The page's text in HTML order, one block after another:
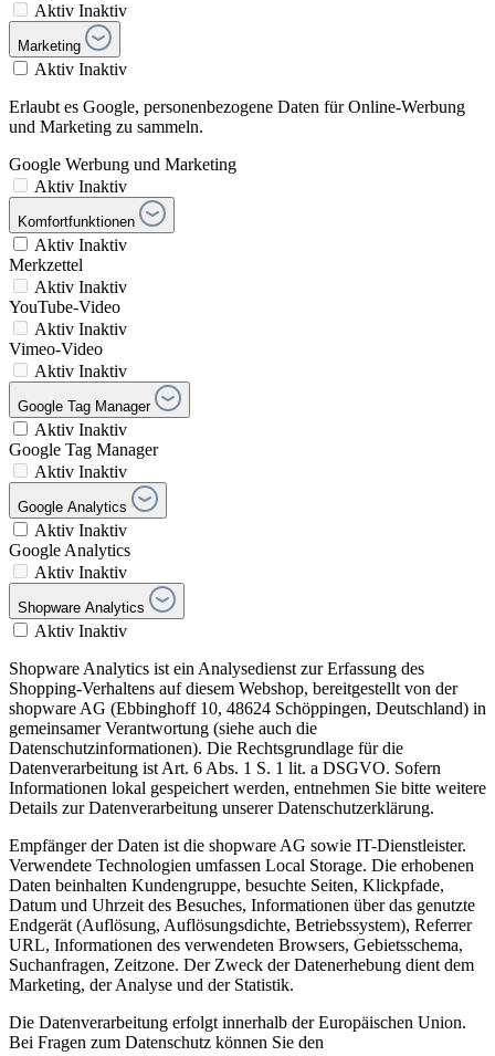
Aktiv Inaktiv
Marketing
Aktiv Inaktiv
Erlaubt es Google, personenbezogene Daten für Online-Werbung
und Marketing zu sammeln.
Google Werbung und Marketing
Aktiv Inaktiv
Komfortfunktionen
Aktiv Inaktiv
Merkzettel
Aktiv Inaktiv
YouTube-Video
Aktiv Inaktiv
Vimeo-Video
Aktiv Inaktiv
Google Tag Manager
Aktiv Inaktiv
Google Tag Manager
Aktiv Inaktiv
Google Analytics
Aktiv Inaktiv
Google Analytics
Aktiv Inaktiv
Shopware Analytics
Aktiv Inaktiv
Shopware Analytics ist ein Analysedienst zur Erfassung des
Shopping-Verhaltens auf diesem Webshop, bereitgestellt von der
shopware AG (Ebbinghoff 10, 48624 Schöppingen, Deutschland) in
gemeinsamer Verantwortung (siehe auch die
Datenschutzinformationen). Die Rechtsgrundlage für die
Datenverarbeitung ist Art. 6 Abs. 1 S. 1 lit. a DSGVO. Sofern
Informationen lokal gespeichert werden, entnehmen Sie bitte weitere
Details zur Datenverarbeitung unserer Datenschutzerklärung.
Empfänger der Daten ist die shopware AG sowie IT-Dienstleister.
Verwendete Technologien umfassen Local Storage. Die erhobenen
Daten beinhalten Kundengruppe, besuchte Seiten, Klickpfade,
Datum und Uhrzeit des Besuches, Informationen über das genutzte
Endgerät (Auflösung, Auflösungsdichte, Betriebssystem), Referrer
URL, Informationen des verwendeten Browsers, Gebietsschema,
Suchanfragen, Zeitzone. Der Zweck der Datenerhebung dient dem
Marketing, der Analyse und der Statistik.
Die Datenverarbeitung erfolgt innerhalb der Europäischen Union.
Bei Fragen zum Datenschutz können Sie den